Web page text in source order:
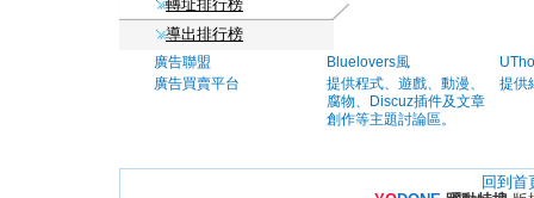
轉址排行榜
導出排行榜
廣告聯盟
廣告買賣平台
Bluelovers風
提供程式、遊戲、動漫、
腐物、Discuz插件及文章
創作等主題討論區。
提供
回到首